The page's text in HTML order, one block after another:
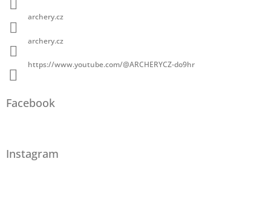
archery.cz
archery.cz
https://www.youtube.com/@ARCHERYCZ-do9hr
Facebook
Instagram